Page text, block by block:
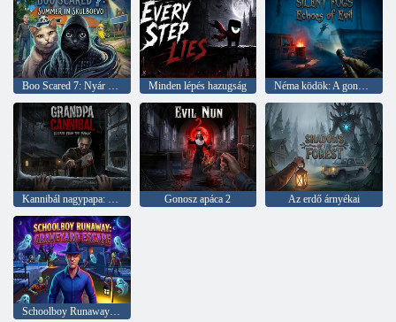
Boo Scared 7: Nyár Skulboevóban Minden lépés hazugság Néma ködök: A gonosz visszhangja
Kannibál nagypapa: Menekülés a mániákus elől Gonosz apáca 2 Az erdő árnyékai
Schoolboy Runaway: Graveyard Escape